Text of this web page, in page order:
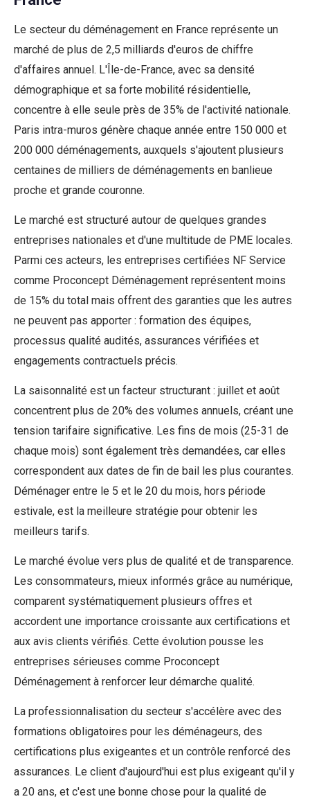
Le secteur du déménagement en France représente un
marché de plus de 2,5 milliards d'euros de chiffre
d'affaires annuel. L'Île-de-France, avec sa densité
démographique et sa forte mobilité résidentielle,
concentre à elle seule près de 35% de l'activité nationale.
Paris intra-muros génère chaque année entre 150 000 et
200 000 déménagements, auxquels s'ajoutent plusieurs
centaines de milliers de déménagements en banlieue
proche et grande couronne.
Le marché est structuré autour de quelques grandes
entreprises nationales et d'une multitude de PME locales.
Parmi ces acteurs, les entreprises certifiées NF Service
comme Proconcept Déménagement représentent moins
de 15% du total mais offrent des garanties que les autres
ne peuvent pas apporter : formation des équipes,
processus qualité audités, assurances vérifiées et
engagements contractuels précis.
La saisonnalité est un facteur structurant : juillet et août
concentrent plus de 20% des volumes annuels, créant une
tension tarifaire significative. Les fins de mois (25-31 de
chaque mois) sont également très demandées, car elles
correspondent aux dates de fin de bail les plus courantes.
Déménager entre le 5 et le 20 du mois, hors période
estivale, est la meilleure stratégie pour obtenir les
meilleurs tarifs.
Le marché évolue vers plus de qualité et de transparence.
Les consommateurs, mieux informés grâce au numérique,
comparent systématiquement plusieurs offres et
accordent une importance croissante aux certifications et
aux avis clients vérifiés. Cette évolution pousse les
entreprises sérieuses comme Proconcept
Déménagement à renforcer leur démarche qualité.
La professionnalisation du secteur s'accélère avec des
formations obligatoires pour les déménageurs, des
certifications plus exigeantes et un contrôle renforcé des
assurances. Le client d'aujourd'hui est plus exigeant qu'il y
a 20 ans, et c'est une bonne chose pour la qualité de